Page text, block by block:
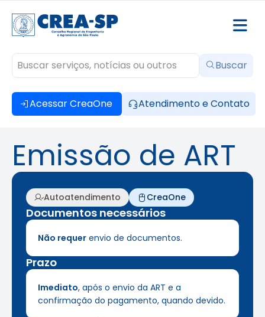
Acessar CreaOne Atendimento e Contato
Buscar
Emissão de ART
Autoatendimento CreaOne
Documentos necessários
Não requer envio de documentos.
Prazo
Imediato, após o envio da ART e a
confirmação do pagamento, quando devido.